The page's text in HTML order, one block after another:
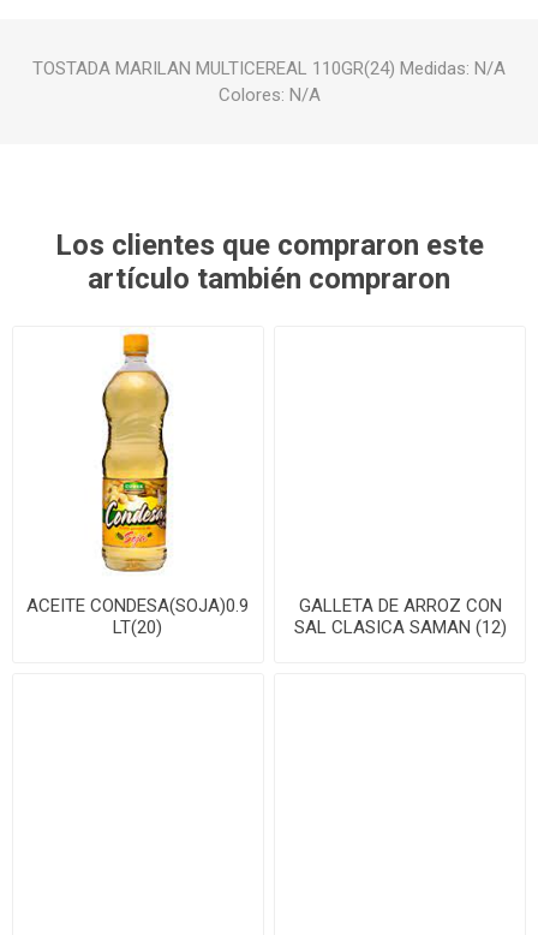
TOSTADA MARILAN MULTICEREAL 110GR(24) Medidas: N/A
Colores: N/A
Los clientes que compraron este
artículo también compraron
ACEITE CONDESA(SOJA)0.9
LT(20)
GALLETA DE ARROZ CON
SAL CLASICA SAMAN (12)